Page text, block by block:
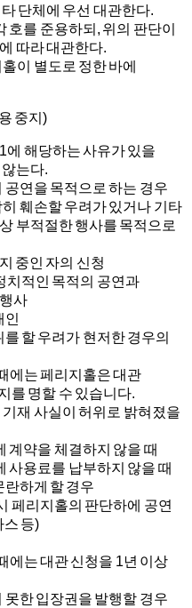
단체에 우선 대관한다.
호를 준용하되, 위의 판단이
따라 대관한다.
이 별도로 정한 바에
중지)
에 해당하는 사유가 있을
는다.
연을 목적으로 하는 경우
훼손할 우려가 있거나 기타
부적절한 행사를 목적으로
중인 자의 신청
치적인 목적의 공연과
사
인
할 우려가 현저한 경우의
에는 페리지홀은 대관
를 명할 수 있습니다.
재 사실이 허위로 밝혀졌을
계약을 체결하지 않을 때
사용료를 납부하지 않을 때
하게 할 경우
페리지홀의 판단하에 공연
스 등)
에는 대관 신청을 1년 이상
한 입장권을 발행할 경우